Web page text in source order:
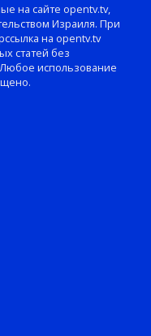
на сайте opentv.tv,
Израиля. При
на opentv.tv
статей без
использование